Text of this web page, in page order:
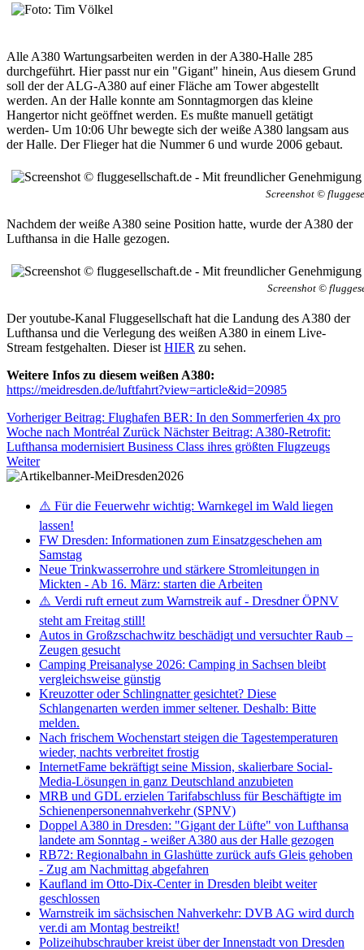
Alle A380 Wartungsarbeiten werden in der A380-Halle 285
durchgeführt. Hier passt nur ein "Gigant" hinein, Aus diesem Grund
soll der der ALG-A380 auf einer Fläche am Tower abgestellt
werden. An der Halle konnte am Sonntagmorgen das kleine
Hangertor nicht geöffnet werden. Es mußte manuell getätigt
werden- Um 10:06 Uhr bewegte sich der weiße A380 langsam aus
der Halle. Der Flieger hat die Nummer 6 und wurde 2006 gebaut.
Screenshot ©
Nachdem der weiße A380 seine Position hatte, wurde der A380 der
Lufthansa in die Halle gezogen.
Screenshot ©
Der youtube-Kanal Fluggesellschaft hat die Landung des A380 der
Lufthansa und die Verlegung des weißen A380 in einem Live-
Stream festgehalten. Dieser ist HIER zu sehen.
Weitere Infos zu diesem weißen A380:
https://meidresden.de/luftfahrt?view=article&id=20985
Vorheriger Beitrag: Flughafen BER: In den Sommerferien 4x pro
Woche nach Montréal Zurück Nächster Beitrag: A380-Retrofit:
Lufthansa modernisiert Business Class ihres größten Flugzeugs
Weiter
⚠️ Für die Feuerwehr wichtig: Warnkegel im Wald liegen
lassen!
FW Dresden: Informationen zum Einsatzgeschehen am
Samstag
Neue Trinkwasserrohre und stärkere Stromleitungen in
Mickten - Ab 16. März: starten die Arbeiten
⚠️ Verdi ruft erneut zum Warnstreik auf - Dresdner ÖPNV
steht am Freitag still!
Autos in Großzschachwitz beschädigt und versuchter Raub –
Zeugen gesucht
Camping Preisanalyse 2026: Camping in Sachsen bleibt
vergleichsweise günstig
Kreuzotter oder Schlingnatter gesichtet? Diese
Schlangenarten werden immer seltener. Deshalb: Bitte
melden.
Nach frischem Wochenstart steigen die Tagestemperaturen
wieder, nachts verbreitet frostig
InternetFame bekräftigt seine Mission, skalierbare Social-
Media-Lösungen in ganz Deutschland anzubieten
MRB und GDL erzielen Tarifabschluss für Beschäftigte im
Schienenpersonennahverkehr (SPNV)
Doppel A380 in Dresden: "Gigant der Lüfte" von Lufthansa
landete am Sonntag - weißer A380 aus der Halle gezogen
RB72: Regionalbahn in Glashütte zurück aufs Gleis gehoben
- Zug am Nachmittag abgefahren
Kaufland im Otto-Dix-Center in Dresden bleibt weiter
geschlossen
Warnstreik im sächsischen Nahverkehr: DVB AG wird durch
ver.di am Montag bestreikt!
Polizeihubschrauber kreist über der Innenstadt von Dresden